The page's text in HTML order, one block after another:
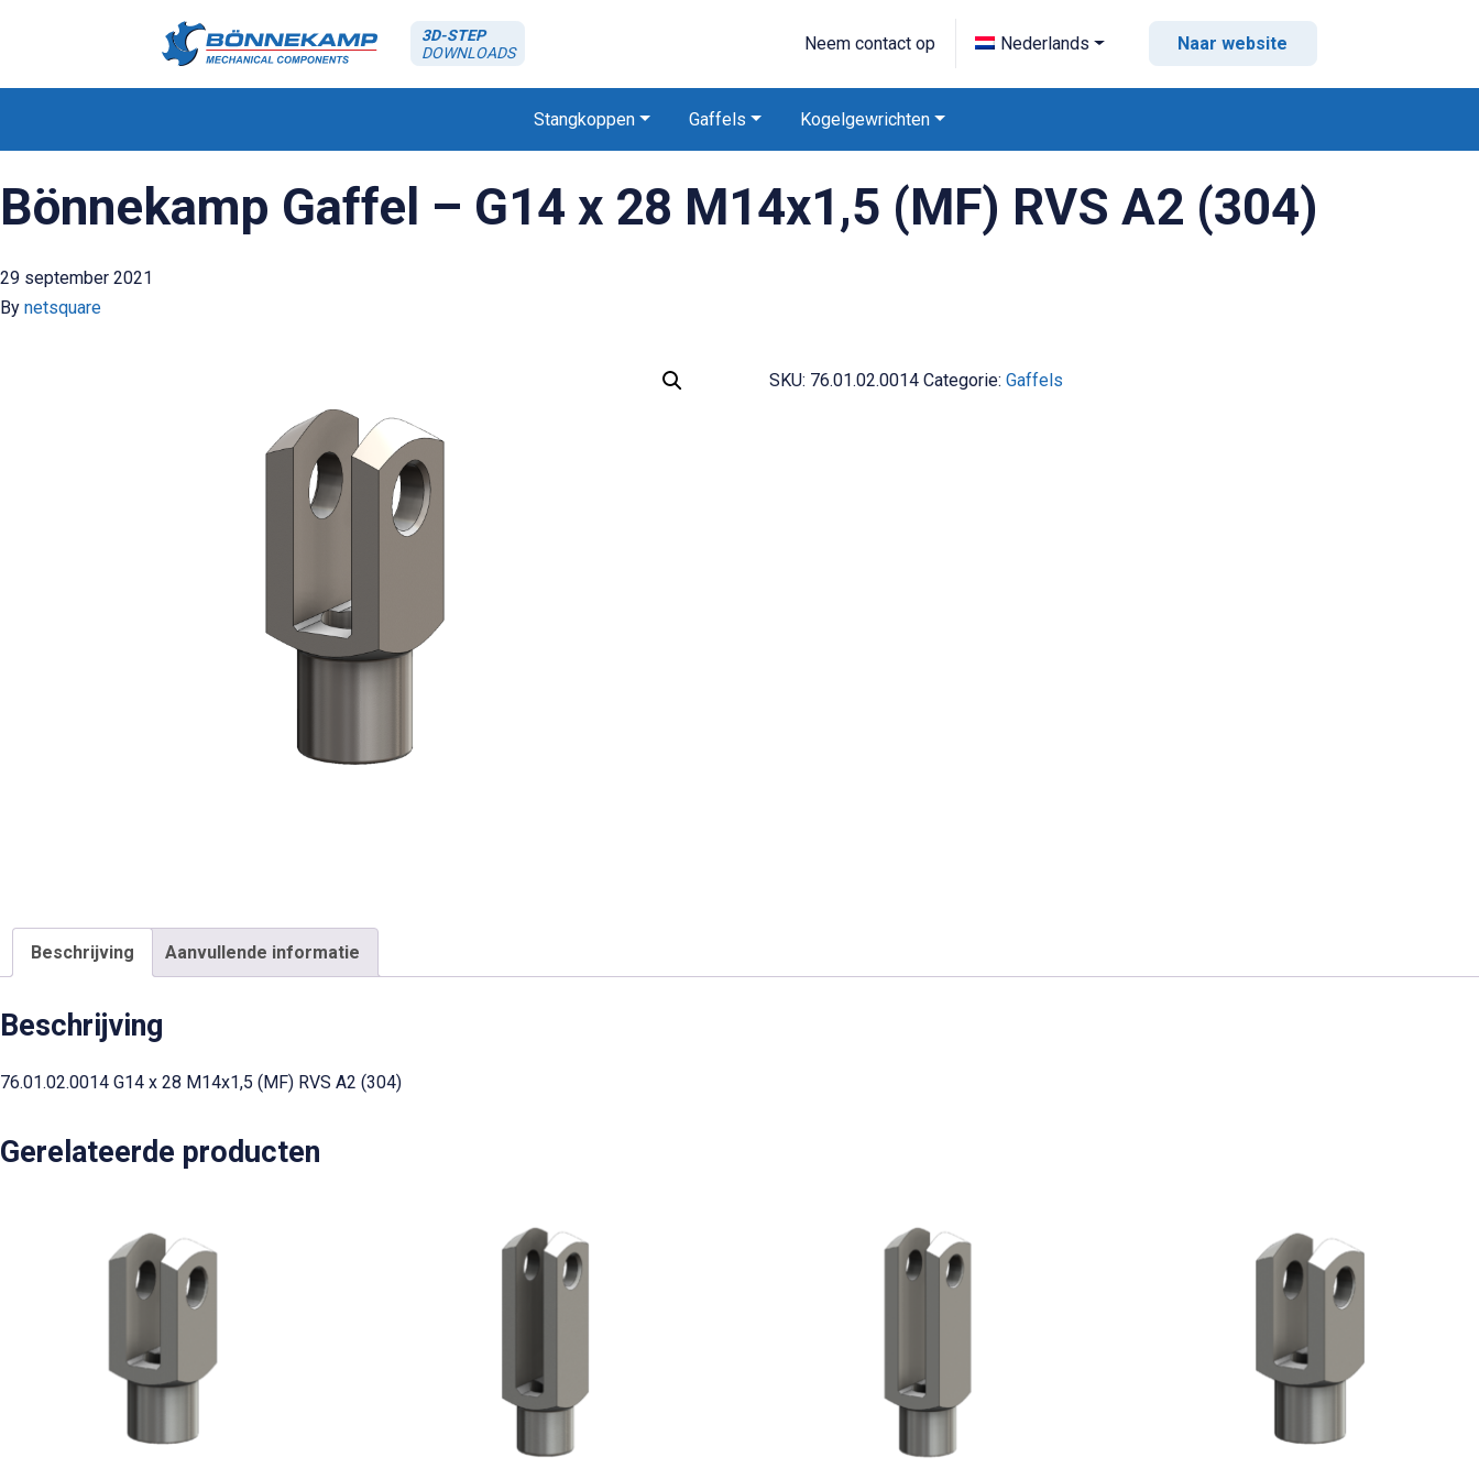
3D-STEP
DOWNLOADS
Neem contact op Nederlands Naar website
Stangkoppen Gaffels Kogelgewrichten
Bönnekamp Gaffel – G14 x 28 M14x1,5 (MF) RVS A2 (304)
29 september 2021
By netsquare
SKU: 76.01.02.0014 Categorie: Gaffels
Beschrijving Aanvullende informatie
Beschrijving
76.01.02.0014 G14 x 28 M14x1,5 (MF) RVS A2 (304)
Gerelateerde producten